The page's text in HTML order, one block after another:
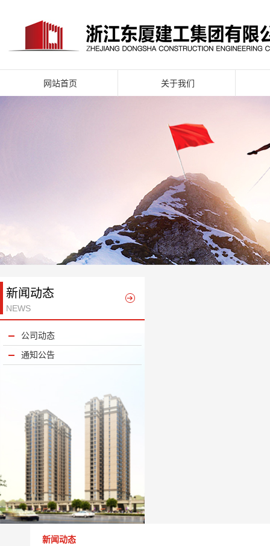
网站首页 关于我们
新闻动态
NEWS
公司动态
通知公告
新闻动态